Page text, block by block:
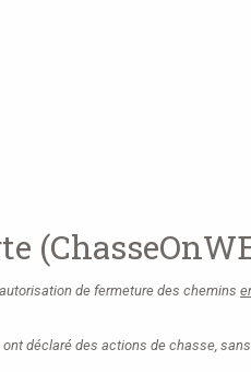
de fermeture des chemins
déclaré des actions de chasse,